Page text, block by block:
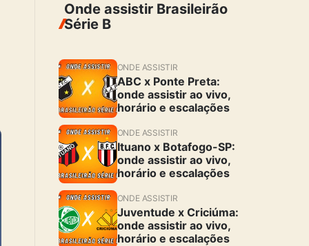
Onde assistir Brasileirão
Série B
ONDE ASSISTIR
ABC x Ponte Preta:
onde assistir ao vivo,
horário e escalações
ONDE ASSISTIR
Ituano x Botafogo-SP:
onde assistir ao vivo,
horário e escalações
ONDE ASSISTIR
Juventude x Criciúma:
onde assistir ao vivo,
horário e escalações